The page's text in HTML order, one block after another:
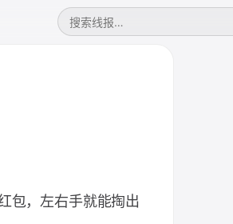
包，左右手就能掏出